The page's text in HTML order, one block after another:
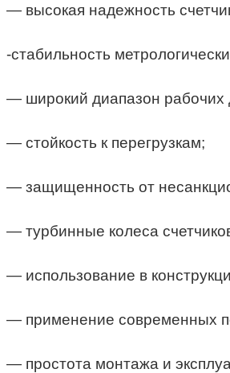
— высокая надежность
-стабильность
— широкий диапазон
— стойкость к перегрузкам;
— защищенность от
— турбинные колеса
— использование в
— применение современных
— простота монтажа и